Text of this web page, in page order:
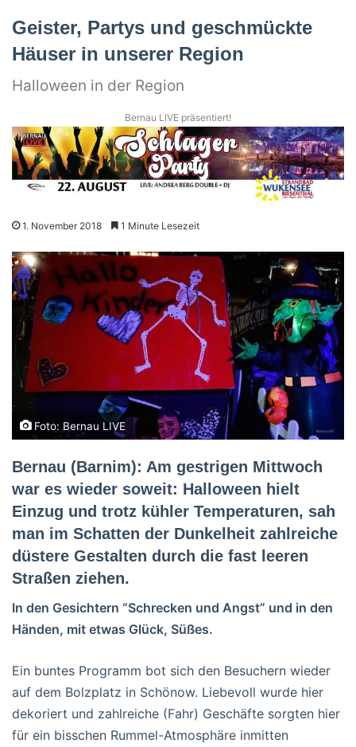
Geister, Partys und geschmückte
Häuser in unserer Region
Halloween in der Region
Bernau LIVE präsentiert!
1. November 2018 1 Minute Lesezeit
Foto: Bernau LIVE
Bernau (Barnim): Am gestrigen Mittwoch
war es wieder soweit: Halloween hielt
Einzug und trotz kühler Temperaturen, sah
man im Schatten der Dunkelheit zahlreiche
düstere Gestalten durch die fast leeren
Straßen ziehen.
In den Gesichtern “Schrecken und Angst” und in den
Händen, mit etwas Glück, Süßes.
Ein buntes Programm bot sich den Besuchern wieder
auf dem Bolzplatz in Schönow. Liebevoll wurde hier
dekoriert und zahlreiche (Fahr) Geschäfte sorgten hier
für ein bisschen Rummel-Atmosphäre inmitten